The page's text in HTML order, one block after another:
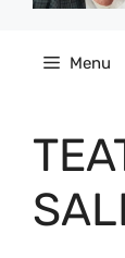
Menu